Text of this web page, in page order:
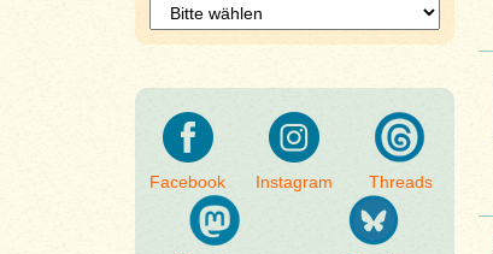
Facebook Instagram Threads